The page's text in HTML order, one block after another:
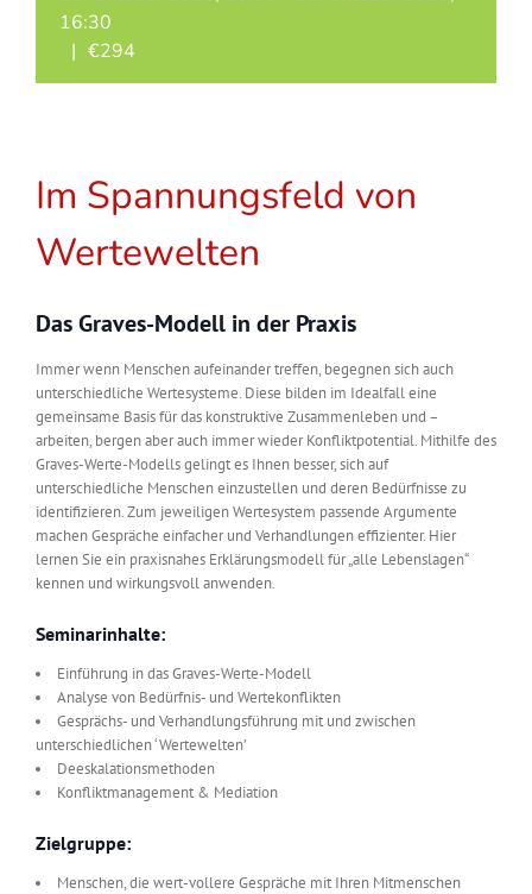
16:30
| €294
Im Spannungsfeld von
Wertewelten
Das Graves-Modell in der Praxis
Immer wenn Menschen aufeinander treffen, begegnen sich auch
unterschiedliche Wertesysteme. Diese bilden im Idealfall eine
gemeinsame Basis für das konstruktive Zusammenleben und –
arbeiten, bergen aber auch immer wieder Konfliktpotential. Mithilfe des
Graves-Werte-Modells gelingt es Ihnen besser, sich auf
unterschiedliche Menschen einzustellen und deren Bedürfnisse zu
identifizieren. Zum jeweiligen Wertesystem passende Argumente
machen Gespräche einfacher und Verhandlungen effizienter. Hier
lernen Sie ein praxisnahes Erklärungsmodell für „alle Lebenslagen“
kennen und wirkungsvoll anwenden.
Seminarinhalte:
Einführung in das Graves-Werte-Modell
Analyse von Bedürfnis- und Wertekonflikten
Gesprächs- und Verhandlungsführung mit und zwischen
unterschiedlichen ‘Wertewelten’
Deeskalationsmethoden
Konfliktmanagement & Mediation
Zielgruppe:
Menschen, die wert-vollere Gespräche mit Ihren Mitmenschen